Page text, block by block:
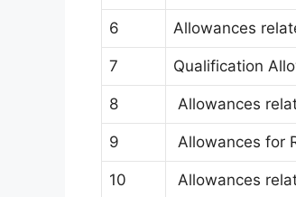
6 Allowances
7 Qualification
8 Allowances
9 Allowances for
10 Allowances